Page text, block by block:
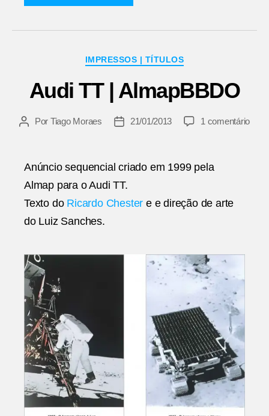
Categorias
IMPRESSOS | TÍTULOS
Audi TT | AlmapBBDO
Autor
Por Tiago Moraes
Data21/01/2013 1 comentárioem
Anúncio sequencial criado em 1999 pela
Almap para o Audi TT.
Texto do Ricardo Chester e e direção de arte
do Luiz Sanches.